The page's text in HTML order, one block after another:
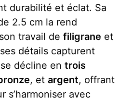
durabilité et éclat. Sa
2.5 cm la rend
travail de filigrane et
détails capturent
décline en trois
, et argent, offrant
s’harmoniser avec